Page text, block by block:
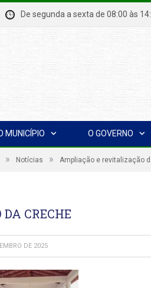
De segunda a sexta de 08:00
MUNICÍPIO O GOVERNO
» Notícias » Ampliação e revitalização
CRECHE
DE 2025